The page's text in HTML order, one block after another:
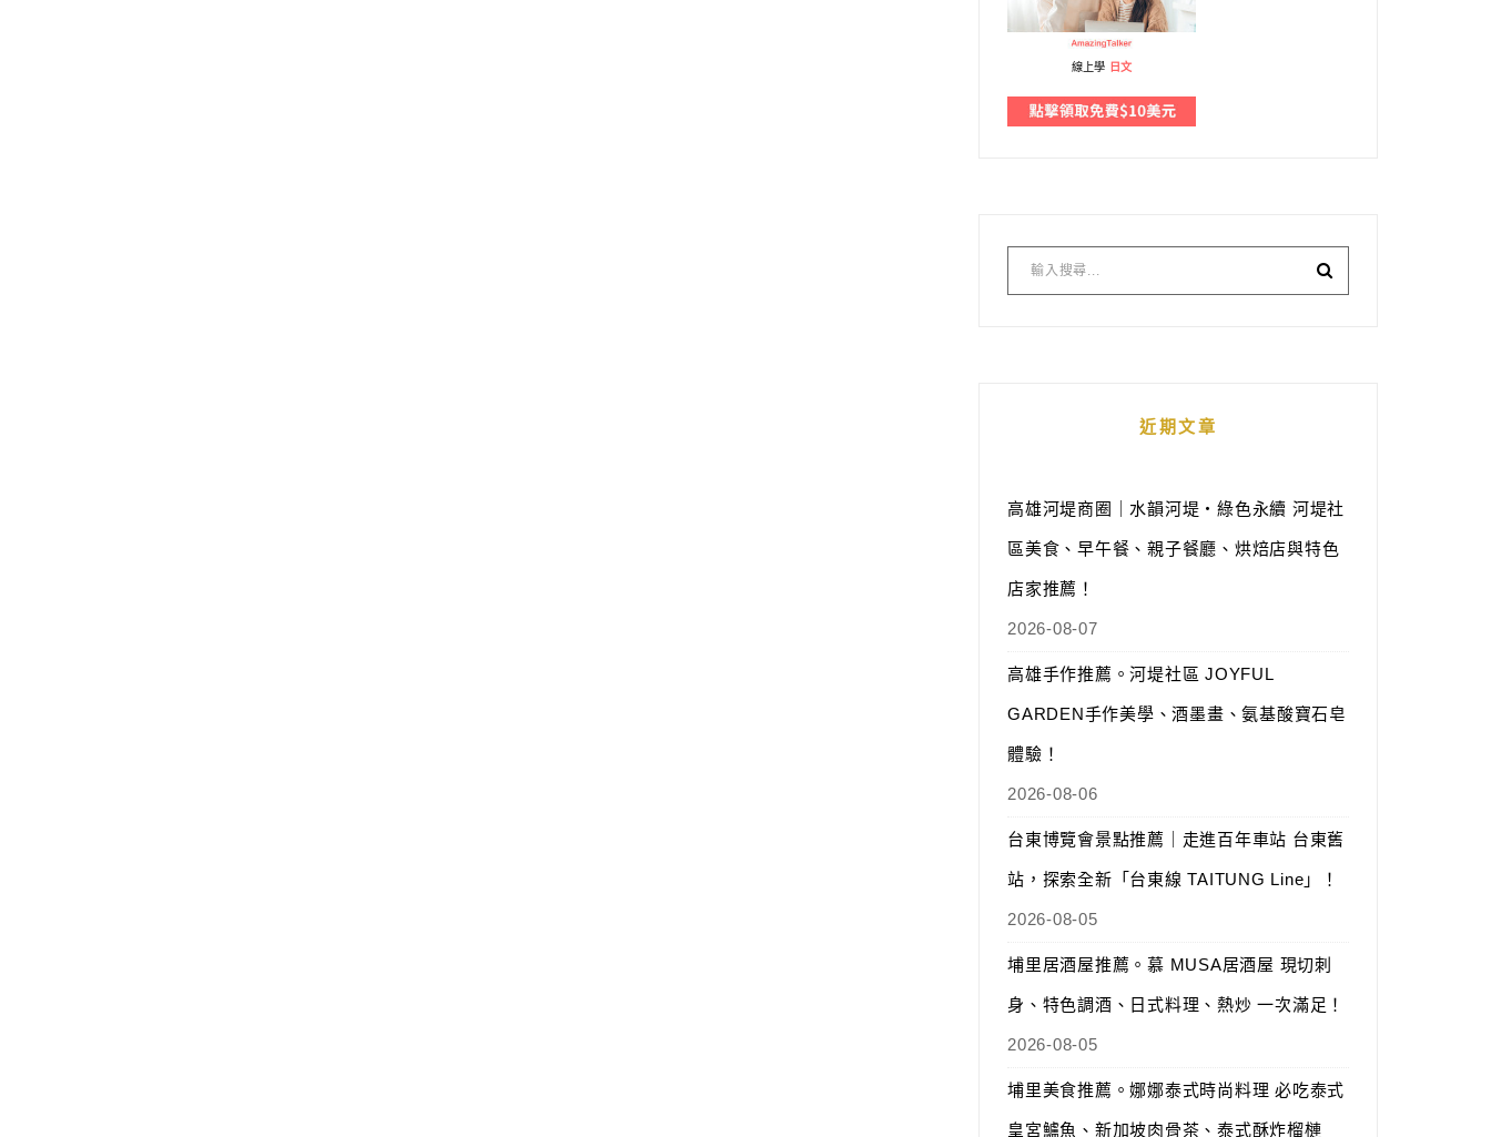
線上學 日文
近期文章
高雄河堤商圈｜水韻河堤‧綠色永續 河堤社
區美食、早午餐、親子餐廳、烘焙店與特色
店家推薦！
2026-08-07
高雄手作推薦。河堤社區 JOYFUL
GARDEN手作美學、酒墨畫、氨基酸寶石皂
體驗！
2026-08-06
台東博覽會景點推薦｜走進百年車站 台東舊
站，探索全新「台東線 TAITUNG Line」！
2026-08-05
埔里居酒屋推薦。慕 MUSA居酒屋 現切刺
身、特色調酒、日式料理、熱炒 一次滿足！
2026-08-05
埔里美食推薦。娜娜泰式時尚料理 必吃泰式
皇宮鱸魚、新加坡肉骨茶、泰式酥炸榴槤